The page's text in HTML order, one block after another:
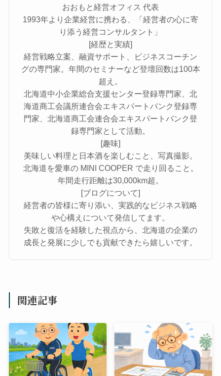
おおもと経営オフィス 代表
1993年より企業経営に携わる、「経営者の心に寄
り添う経営コンサルタント」
[経歴と実績]
経営戦略立案、融資サポート、ビジネスコーチン
グの専門家。年間のセミナーなど登壇回数は100本
超え。
北海道中小企業総合支援センター登録専門家、北
海道商工会議所連合会エキスパートバンク登録専
門家、北海道商工会連合会エキスパートバンク登
録専門家として活動。
[趣味]
美味しい料理と日本酒を楽しむこと、写真撮影。
北海道を愛車の MINI COOPER で走り回ること。
年間走行距離は30,000km超。
[ブログについて]
経営者の皆様に寄り添い、実践的なビジネス戦略
や心構えについて発信してます。
失敗と復活を経験した視点から、北海道の企業の
成長と発展に少しでも貢献できたら嬉しいです。
関連記事